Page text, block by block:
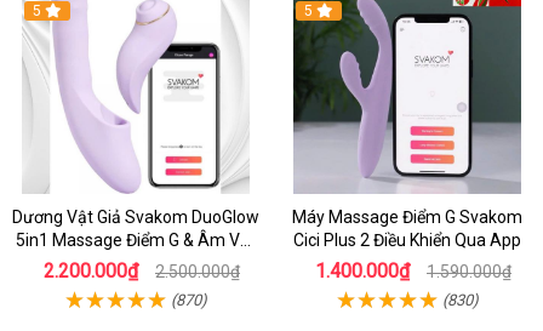
5
Dương Vật Giả Svakom DuoGlow
5in1 Massage Điểm G & Âm Vật
Điều Khiển App Thông Minh
2.200.000₫ 2.500.000₫
(870)
5
Máy Massage Điểm G Svakom
Cici Plus 2 Điều Khiển Qua App
1.400.000₫ 1.590.000₫
(830)